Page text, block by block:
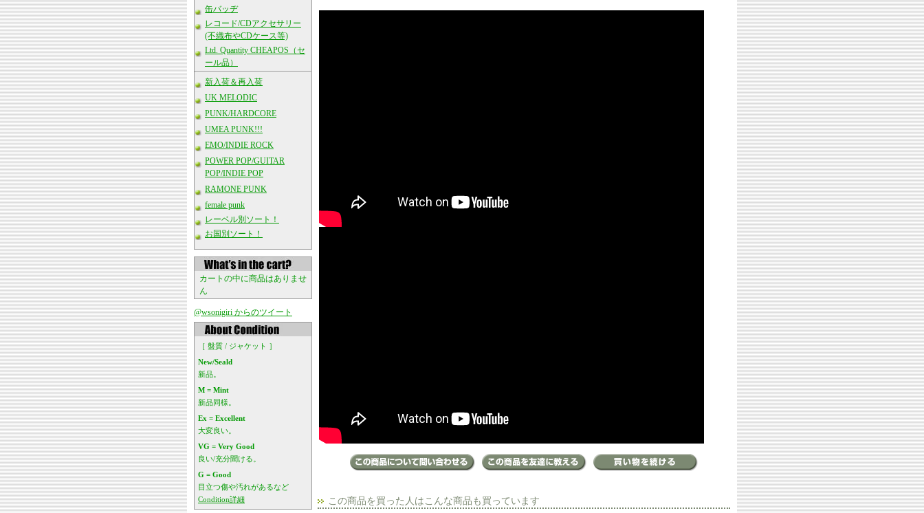
缶バッヂ
レコード/CDアクセサリー
(不織布やCDケース等)
Ltd. Quantity CHEAPOS（セ
ール品）
新入荷＆再入荷
UK MELODIC
PUNK/HARDCORE
UMEA PUNK!!!
EMO/INDIE ROCK
POWER POP/GUITAR
POP/INDIE POP
RAMONE PUNK
female punk
レーベル別ソート！
お国別ソート！
カートの中に商品はありませ
ん
@wsonigiri からのツイート
［ 盤質 / ジャケット ］
New/Seald
新品。
M = Mint
新品同様。
Ex = Excellent
大変良い。
VG = Very Good
良い/充分聞ける。
G = Good
目立つ傷や汚れがあるなど
Condition詳細
この商品を買った人はこんな商品も買っています